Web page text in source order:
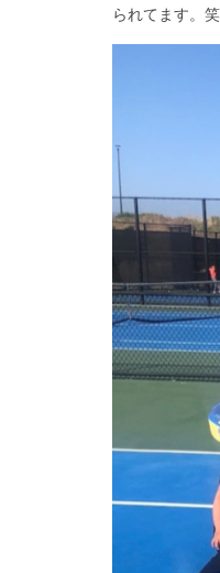
られてます。